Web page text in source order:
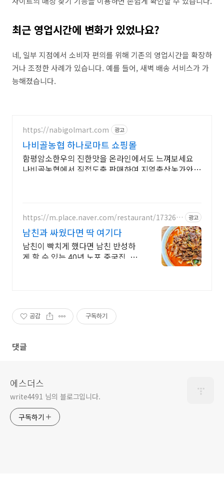
최근 영업시간에 변화가 있었나요?
네, 일부 지점에서 소비자 편의를 위해 기존의 영업시간을 확장하
거나 조정한 사례가 있습니다. 예를 들어, 새벽 배송 서비스가 가
능해졌습니다.
https://nabigolmart.com 광고
나비골농협 하나로마트 쇼핑몰
함평암소한우의 진한맛을 온라인에서도 느껴보세요
나비골농협에서 직접도축 판매하여 지역축산농가와
https://m.place.naver.com/restaurant/173261
광고
남친과 싸웠다면 딱 여기다
남친이 빡치게 했다면 남친 반성하
게 할 수 있는 40년 노포 중국집, 바
공감 구독하기
댓글
에스더스
write4491 님의 블로그입니다.
구독하기